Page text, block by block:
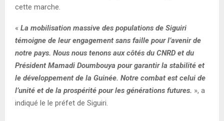
cette marche.
« La mobilisation massive des populations de Siguiri
témoigne de leur engagement sans faille pour l’avenir de
notre pays. Nous nous tenons aux côtés du CNRD et du
Président Mamadi Doumbouya pour garantir la stabilité et
le développement de la Guinée. Notre combat est celui de
l’unité et de la prospérité pour les générations futures. », a
indiqué le le préfet de Siguiri.